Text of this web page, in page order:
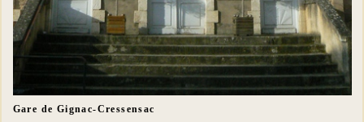
Gare de Gignac-Cressensac